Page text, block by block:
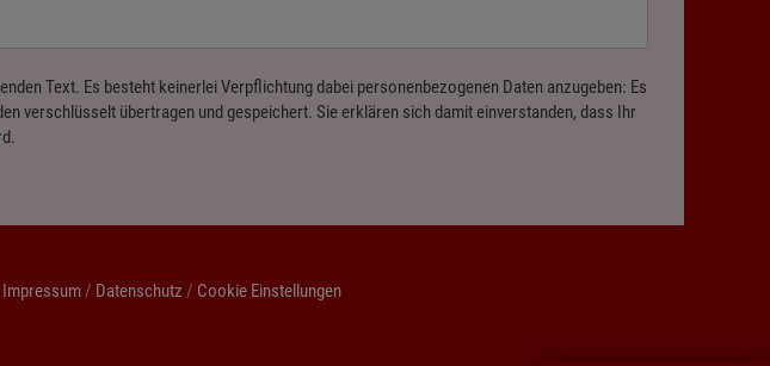
Text. Es besteht keinerlei Verpflichtung dabei personenbezogenen Daten anzugeben: Es
verschlüsselt übertragen und gespeichert. Sie erklären sich damit einverstanden, dass Ihr
Impressum/ Datenschutz / Cookie Einstellungen